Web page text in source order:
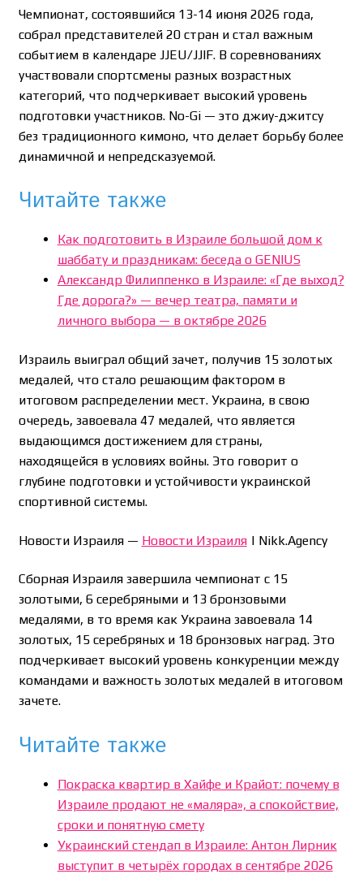
Чемпионат, состоявшийся 13-14 июня 2026 года,
собрал представителей 20 стран и стал важным
событием в календаре JJEU/JJIF. В соревнованиях
участвовали спортсмены разных возрастных
категорий, что подчеркивает высокий уровень
подготовки участников. No-Gi — это джиу-джитсу
без традиционного кимоно, что делает борьбу более
динамичной и непредсказуемой.
Читайте также
Как подготовить в Израиле большой дом к
шаббату и праздникам: беседа о GENIUS
Александр Филиппенко в Израиле: «Где выход?
Где дорога?» — вечер театра, памяти и
личного выбора — в октябре 2026
Израиль выиграл общий зачет, получив 15 золотых
медалей, что стало решающим фактором в
итоговом распределении мест. Украина, в свою
очередь, завоевала 47 медалей, что является
выдающимся достижением для страны,
находящейся в условиях войны. Это говорит о
глубине подготовки и устойчивости украинской
спортивной системы.
Новости Израиля — Новости Израиля| Nikk.Agency
Сборная Израиля завершила чемпионат с 15
золотыми, 6 серебряными и 13 бронзовыми
медалями, в то время как Украина завоевала 14
золотых, 15 серебряных и 18 бронзовых наград. Это
подчеркивает высокий уровень конкуренции между
командами и важность золотых медалей в итоговом
зачете.
Читайте также
Покраска квартир в Хайфе и Крайот: почему в
Израиле продают не «маляра», а спокойствие,
сроки и понятную смету
Украинский стендап в Израиле: Антон Лирник
выступит в четырёх городах в сентябре 2026